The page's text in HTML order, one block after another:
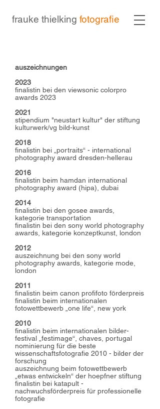
frauke thielking fotografie
auszeichnungen
2023
finalistin bei den viewsonic colorpro
awards 2023
2021
stipendium "neustart kultur" der stiftung
kulturwerk/vg bild-kunst
2018
finalistin bei „portraits“ - international
photography award dresden-hellerau
2016
finalistin beim hamdan international
photography award (hipa), dubai
2014
finalistin bei den gosee awards,
kategorie transportation
finalistin bei den sony world photography
awards, kategorie konzeptkunst, london
2012
auszeichnung bei den sony world
photography awards, kategorie mode,
london
2011
finalistin beim canon profifoto förderpreis
finalistin beim internationalen
fotowettbewerb „one life“, new york
2010
finalistin beim internationalen bilder-
festival „festimage“, chaves, portugal
nominierung für die beste
wissenschaftsfotografie 2010 - bilder der
forschung
auszeichnung beim fotowettbewerb
„etwas entwickeln“ der hoepfner stiftung
finalistin bei katapult -
nachwuchsförderpreis für professionelle
fotografie